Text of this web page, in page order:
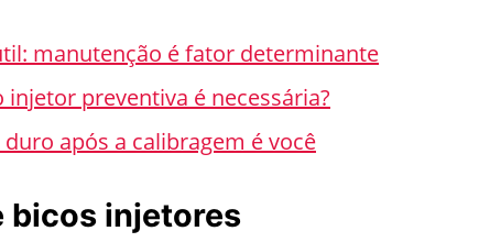
manutenção é fator determinante
preventiva é necessária?
após a calibragem é você
bicos injetores